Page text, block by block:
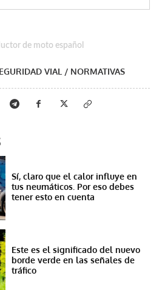
de moto español
VIAL / NORMATIVAS
Sí, claro que el calor influye en
tus neumáticos. Por eso debes
tener esto en cuenta
Este es el significado del nuevo
borde verde en las señales de
tráfico